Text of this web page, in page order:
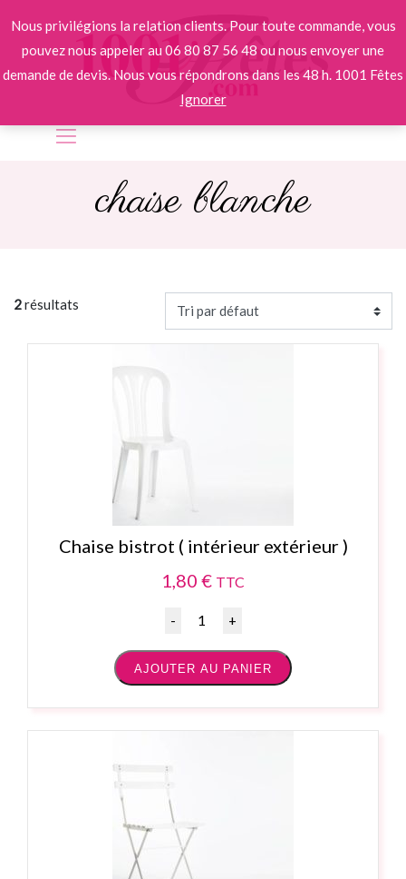
chaise blanche
2résultats
Chaise bistrot ( intérieur extérieur )
1,80 € TTC
Quantité
AJOUTER AU PANIER
Nous privilégions la relation clients. Pour toute commande, vous
pouvez nous appeler au 06 80 87 56 48 ou nous envoyer une
demande de devis. Nous vous répondrons dans les 48 h. 1001 Fêtes
Ignorer